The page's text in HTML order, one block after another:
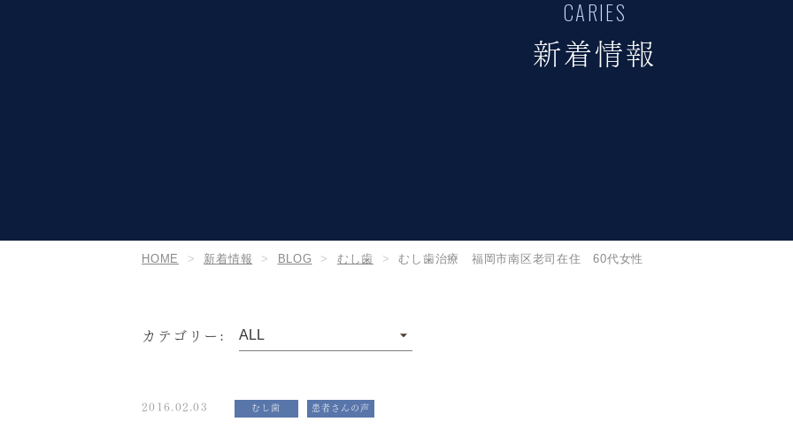
CARIES
新着情報
HOME 新着情報 BLOG むし歯 むし歯治療 福岡市南区老司在住 60代女性
カテゴリー:
2016.02.03 むし歯 患者さんの声